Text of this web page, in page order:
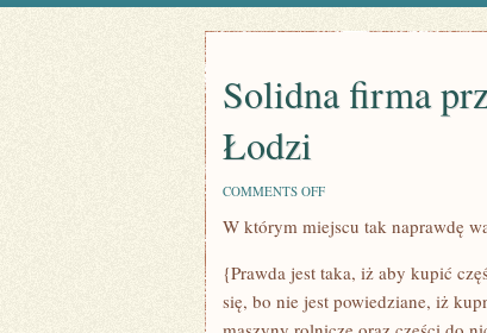
Solidna firma
Łodzi
COMMENTS OFFON
FIRMA
PRZEPROWADZKOWA
OBSZARZE
ŁODZI
W którym miejscu tak naprawdę
{Prawda jest taka, iż aby kupić
się, bo nie jest powiedziane, iż